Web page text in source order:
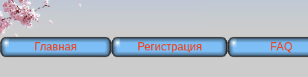
Главная Регистрация FAQ